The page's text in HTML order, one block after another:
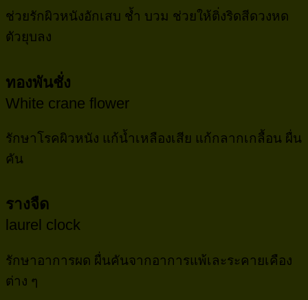
ช่วยรักผิวหนังอักเสบ ช้ำ บวม ช่วยให้ติ่งริดสีดวงหด
ตัวยุบลง
ทองพันชั่ง
White crane flower
รักษาโรคผิวหนัง แก้น้ำเหลืองเสีย แก้กลากเกลื้อน ผื่น
คัน
รางจืด
laurel clock
รักษาอาการผด ผื่นคันจากอาการแพ้เละระคายเคือง
ต่าง ๆ